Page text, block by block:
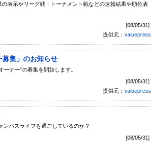
表示やリーグ戦・トーナメント戦などの速報結果や順位表
[08/05/31]
提供元： valuepress
集」のお知らせ
ナー”の募集を開始します。
[08/05/31]
提供元： valuepress
パスライフを過ごしているのか？
[08/05/31]